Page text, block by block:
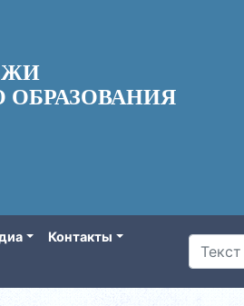
Контакты